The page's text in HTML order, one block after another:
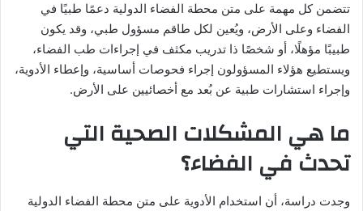
تتضمن كل مهمة على متن محطة الفضاء الدولية دعمًا طبيًا في
الفضاء وعلى الأرض، ويُعين لكل طاقم مسؤول طبي، وقد يكون
طبيبًا مؤهلًا، أو شخصًا ذا تدريب مكثف في إجراءات طب الفضاء،
ويستطيع هؤلاء المسؤولون إجراء فحوصات أساسية، وإعطاء الأدوية،
وإجراء استشارات طبية عن بُعد مع أخصائيين على الأرض.
ما هي المشكلات الصحية التي
تحدث في الفضاء؟
وجدت دراسة، أن استخدام الأدوية على متن محطة الفضاء الدولية